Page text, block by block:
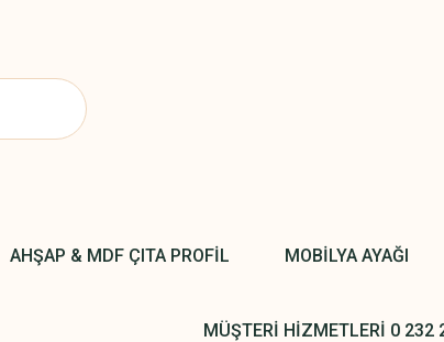
AHŞAP & MDF ÇITA PROFİL MOBİLYA AYAĞI
MÜŞTERİ HİZMETLERİ 0 232